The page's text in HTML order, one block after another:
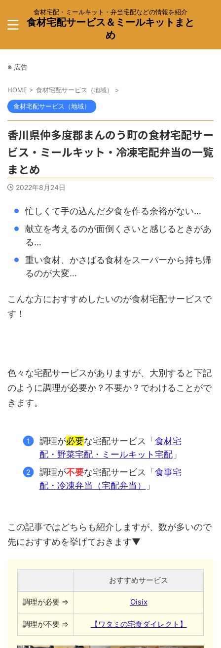
食材宅配・ミールキット・弁当宅配などの情報を紹介
食材宅配サービス＆ミールキットまと
め
※ 広告
HOME > 食材宅配サービス（地域） >
食材宅配サービス（地域）
香川県仲多度郡まんのう町の食材宅配サー
ビス・ミールキット・冷凍宅配弁当の一覧
まとめ
2022年8月24日
忙しくて手の込んだ夕食を作る余裕がない…
献立を考えるのが面倒くさいと感じるときがあ
る…
重い食材、かさばる食材をスーパーから持ち帰
るのが大変…
こんな方におすすめしたいのが食材宅配サービスで
す！
色々な宅配サービスがありますが、大別すると下記
のように調理が必要か？不要か？でわけることがで
きます。
調理が必要な宅配サービス「食材宅
配・野菜宅配・ミールキット宅配」
調理が不要な宅配サービス「食事宅
配・冷凍弁当（宅配弁当）
」
この記事ではどちらも紹介しますが、数が多いので
先におすすめを挙げておきます▼
おすすめサービス
調理が必要 ⇒ Oisix
調理が不要 ⇒ 【ワタミの宅食ダイレクト】